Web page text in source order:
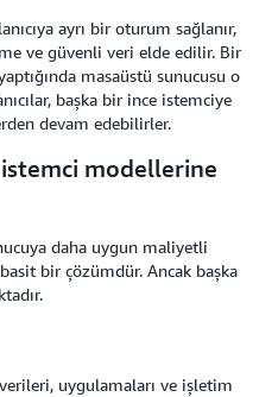
ayrı bir oturum sağlanır,
ve güvenli veri elde edilir. Bir
masaüstü sunucusu o
başka bir ince istemciye
devam edebilirler.
modellerine
daha uygun maliyetli
bir çözümdür. Ancak başka
uygulamaları ve işletim